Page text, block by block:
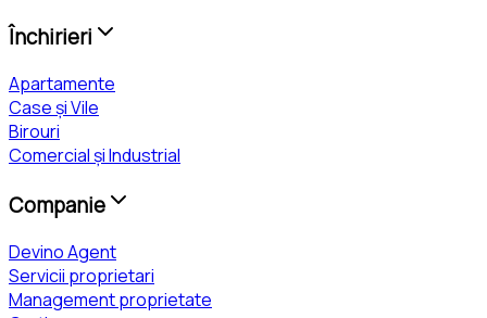
Închirieri
Apartamente
Case și Vile
Birouri
Comercial și Industrial
Companie
Devino Agent
Servicii proprietari
Management proprietate